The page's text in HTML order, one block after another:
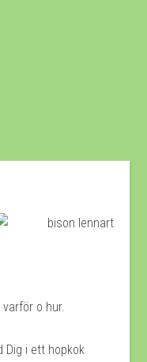
o hur.
Dig i ett hopkok